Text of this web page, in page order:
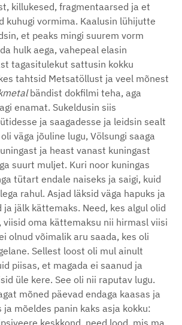
killukesed, fragmentaarsed ja et
kuhugi vormima. Kaalusin lühijutte
et peaks mingi suurem vorm
hulk aega, vahepeal elasin
tagasitulekut sattusin kokku
tahtsid Metsatöllust ja veel mõnest
bändist dokfilmi teha, aga
enamat. Sukeldusin siis
ja saagadesse ja leidsin sealt
väga jõuline lugu, Völsungi saaga
ja heast vanast kuningast
suurt muljet. Kuri noor kuningas
tütart endale naiseks ja saigi, kuid
rahul. Asjad läksid väga hapuks ja
ja jälk kättemaks. Need, kes algul olid
viisid oma kättemaksu nii hirmasl viisi
olnud võimalik aru saada, kes oli
Sellest loost oli mul ainult
piisas, et magada ei saanud ja
üle kere. See oli nii raputav lugu.
mõned päevad endaga kaasas ja
mõeldes panin kaks asja kokku:
keskkond, need lood, mis ma